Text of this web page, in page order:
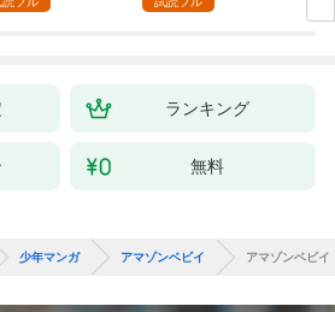
ランキング
無料
少年マンガ アマゾンベビイ アマゾンベビイ